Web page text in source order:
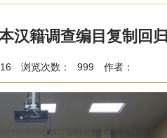
汉籍调查编目复制回
浏览次数： 999 作者：